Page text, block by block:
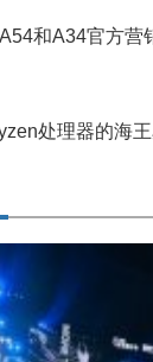
和A34官方营
处理器的海